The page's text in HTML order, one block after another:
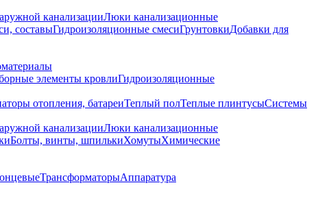
канализацииЛюки канализационные
составыГидроизоляционные смесиГрунтовкиДобавки для
элементы кровлиГидроизоляционные
отопления, батареиТеплый полТеплые плинтусыСистемы
канализацииЛюки канализационные
Болты, винты, шпилькиХомутыХимические
ТрансформаторыАппаратура